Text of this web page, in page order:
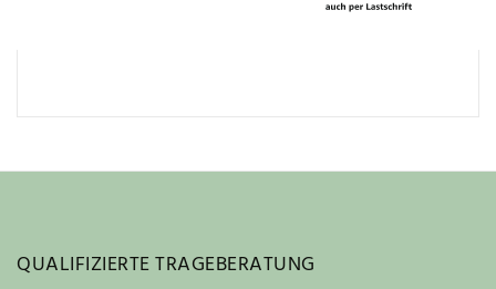
QUALIFIZIERTE TRAGEBERATUNG